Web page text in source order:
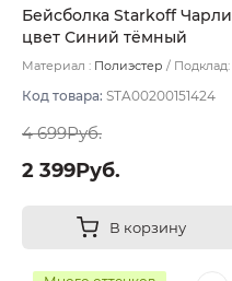
Бейсболка Starkoff Чарли
цвет Синий тёмный
размер 60
Материал : Полиэстер
Подклад:
Код товара: STA00200151424
4 699Руб.
2 399Руб.
В корзину